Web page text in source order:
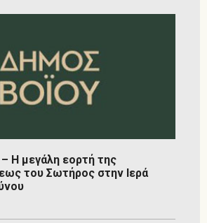
Η μεγάλη εορτή της
του Σωτήρος στην Ιερά